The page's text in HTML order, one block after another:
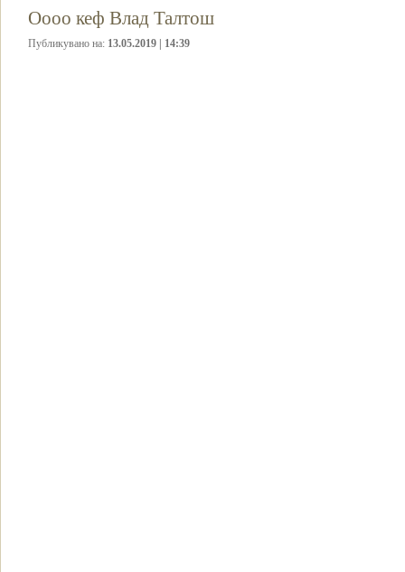
Оооо кеф Влад Талтош
Публикувано на: 13.05.2019 | 14:39